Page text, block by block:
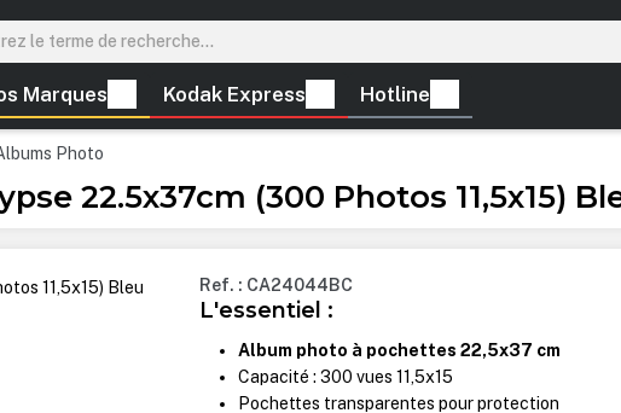
Marques Kodak Express Hotline
Photo
22.5x37cm (300 Photos 11,5x15)
Ref. : CA24044BC
L'essentiel :
Album photo à pochettes 22,5x37 cm
Capacité : 300 vues 11,5x15
Pochettes transparentes pour protection